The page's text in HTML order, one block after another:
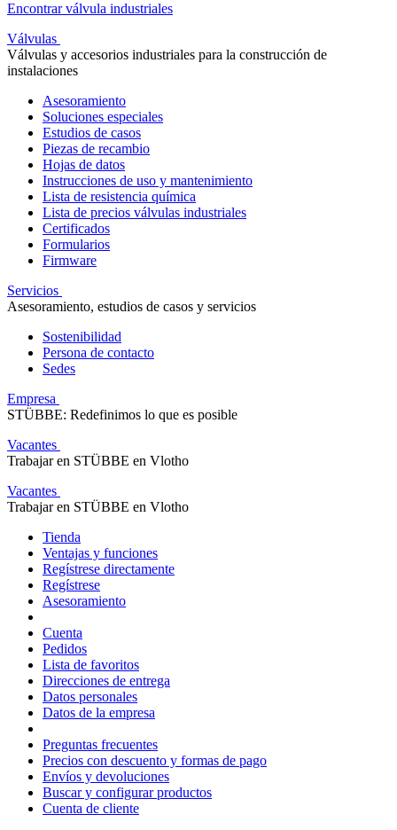
Encontrar válvula industriales
Válvulas
Válvulas y accesorios industriales para la construcción de
instalaciones
Asesoramiento
Soluciones especiales
Estudios de casos
Piezas de recambio
Hojas de datos
Instrucciones de uso y mantenimiento
Lista de resistencia química
Lista de precios válvulas industriales
Certificados
Formularios
Firmware
Servicios
Asesoramiento, estudios de casos y servicios
Sostenibilidad
Persona de contacto
Sedes
Empresa
STÜBBE: Redefinimos lo que es posible
Vacantes
Trabajar en STÜBBE en Vlotho
Vacantes
Trabajar en STÜBBE en Vlotho
Tienda
Ventajas y funciones
Regístrese directamente
Regístrese
Asesoramiento
Cuenta
Pedidos
Lista de favoritos
Direcciones de entrega
Datos personales
Datos de la empresa
Preguntas frecuentes
Precios con descuento y formas de pago
Envíos y devoluciones
Buscar y configurar productos
Cuenta de cliente